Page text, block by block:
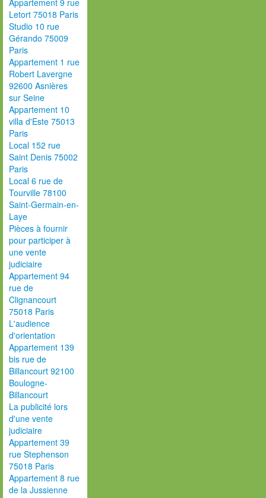
Appartement 9 rue
Letort 75018 Paris
Studio 10 rue
Gérando 75009
Paris
Appartement 1 rue
Robert Lavergne
92600 Asnières
sur Seine
Appartement 10
villa d'Este 75013
Paris
Local 152 rue
Saint Denis 75002
Paris
Local 6 rue de
Tourville 78100
Saint-Germain-en-
Laye
Pièces à fournir
pour participer à
une vente
judiciaire
Appartement 94
rue de
Clignancourt
75018 Paris
L'audience
d'orientation
Appartement 139
bis rue de
Billancourt 92100
Boulogne-
Billancourt
La publicité lors
d'une vente
judiciaire
Appartement 39
rue Stephenson
75018 Paris
Appartement 8 rue
de la Jussienne